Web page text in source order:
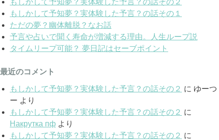
もしかして予知夢？実体験した予言？の話その１
ただの夢？幽体離脱？なお話
予言や占いで聞く寿命が増減する理由。人生ループ説
タイムリープ可能？ 夢日記はセーブポイント
最近のコメント
もしかして予知夢？実体験した予言？の話その２ に ゆーつ
ー より
もしかして予知夢？実体験した予言？の話その２ に
Накрутка пф より
もしかして予知夢？実体験した予言？の話その２ に